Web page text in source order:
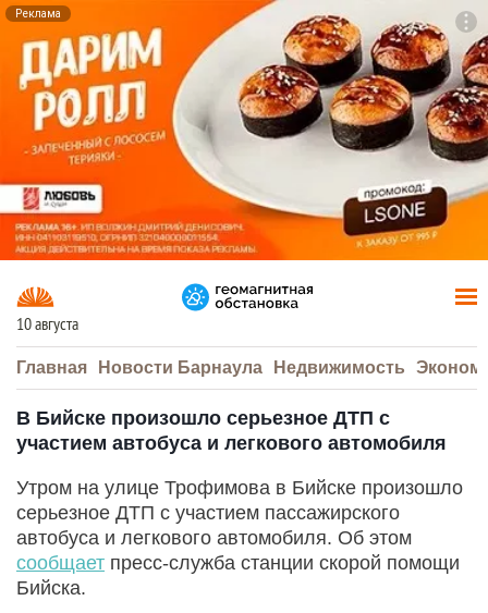
Реклама
10 августа
Главная Новости Барнаула Недвижимость
В Бийске произошло серьезное ДТП с
участием автобуса и легкового автомобиля
Утром на улице Трофимова в Бийске произошло
серьезное ДТП с участием пассажирского
автобуса и легкового автомобиля. Об этом
сообщает пресс-служба станции скорой помощи
Бийска.